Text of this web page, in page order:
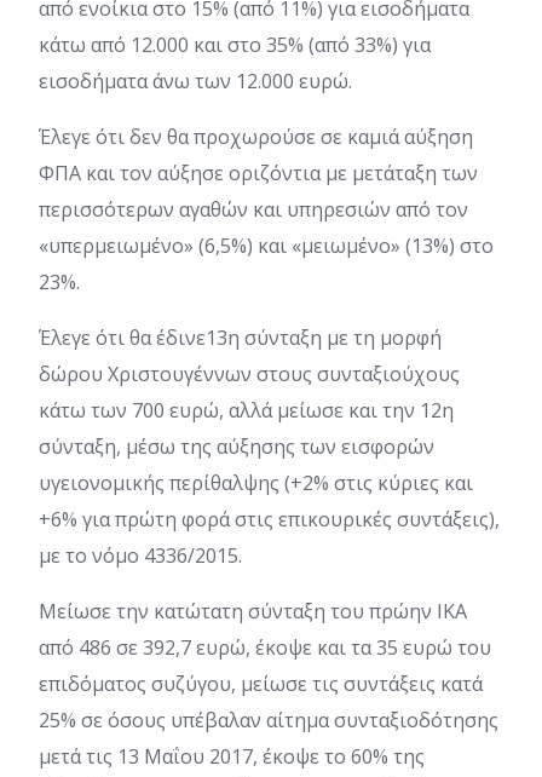
από ενοίκια στο 15% (από 11%) για εισοδήματα
κάτω από 12.000 και στο 35% (από 33%) για
εισοδήματα άνω των 12.000 ευρώ.
Έλεγε ότι δεν θα προχωρούσε σε καμιά αύξηση
ΦΠΑ και τον αύξησε οριζόντια με μετάταξη των
περισσότερων αγαθών και υπηρεσιών από τον
«υπερμειωμένο» (6,5%) και «μειωμένο» (13%) στο
23%.
Έλεγε ότι θα έδινε13η σύνταξη με τη μορφή
δώρου Χριστουγέννων στους συνταξιούχους
κάτω των 700 ευρώ, αλλά μείωσε και την 12η
σύνταξη, μέσω της αύξησης των εισφορών
υγειονομικής περίθαλψης (+2% στις κύριες και
+6% για πρώτη φορά στις επικουρικές συντάξεις),
με το νόμο 4336/2015.
Μείωσε την κατώτατη σύνταξη του πρώην ΙΚΑ
από 486 σε 392,7 ευρώ, έκοψε και τα 35 ευρώ του
επιδόματος συζύγου, μείωσε τις συντάξεις κατά
25% σε όσους υπέβαλαν αίτημα συνταξιοδότησης
μετά τις 13 Μαΐου 2017, έκοψε το 60% της